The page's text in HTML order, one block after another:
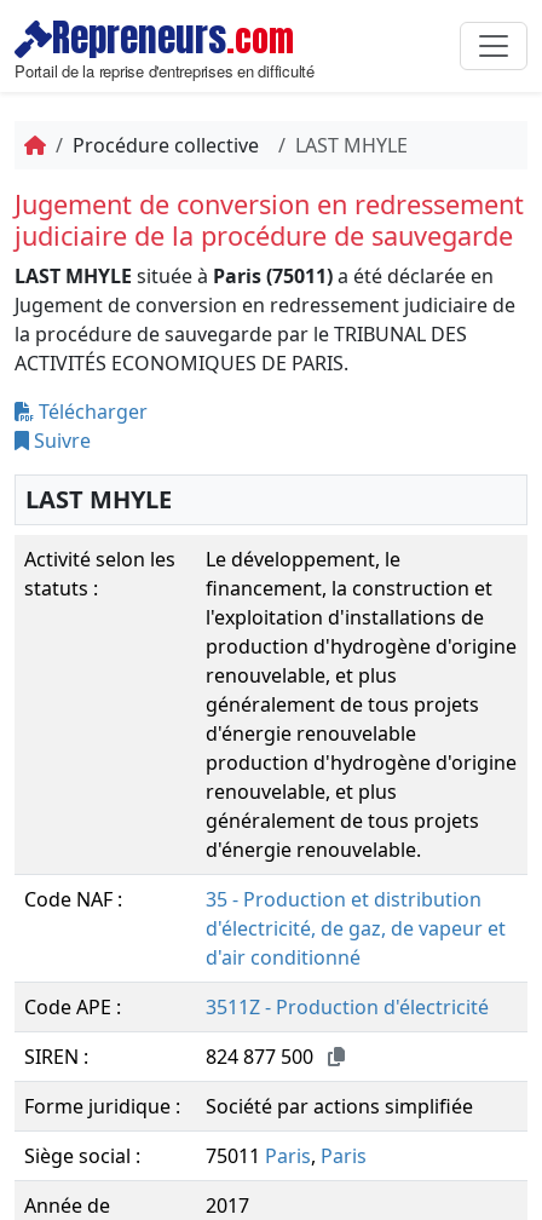
Repreneurs.com
Portail de la reprise d'entreprises en difficulté
Procédure collective LAST MHYLE
Jugement de conversion en redressement
judiciaire de la procédure de sauvegarde
LAST MHYLE située à Paris (75011)a été déclarée en
Jugement de conversion en redressement judiciaire de
la procédure de sauvegarde par le TRIBUNAL DES
ACTIVITÉS ECONOMIQUES DE PARIS.
Télécharger
Suivre
LAST MHYLE
Activité selon les
statuts :
Le développement, le
financement, la construction et
l'exploitation d'installations de
production d'hydrogène d'origine
renouvelable, et plus
généralement de tous projets
d'énergie renouvelable
production d'hydrogène d'origine
renouvelable, et plus
généralement de tous projets
d'énergie renouvelable.
Code NAF :
35 - Production et distribution
d'électricité, de gaz, de vapeur et
d'air conditionné
Code APE :
3511Z - Production d'électricité
SIREN :
824 877 500
Forme juridique :
Société par actions simplifiée
Siège social :
75011 Paris, Paris
Année de
2017